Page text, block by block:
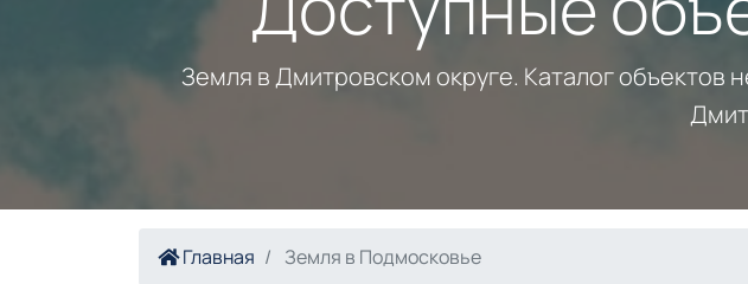
Земля в Дмитровском округе. Каталог объектов
Главная Земля в Подмосковье